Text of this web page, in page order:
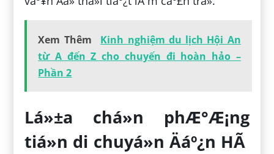
Xem Thêm
Kinh nghiệm du lịch Hội An
từ A đến Z cho chuyến đi hoàn hảo –
Phần 2
Lá»±a chá»n phÆ°Æ¡ng
tiá»n di chuyá»n Äáº¿n HÃ